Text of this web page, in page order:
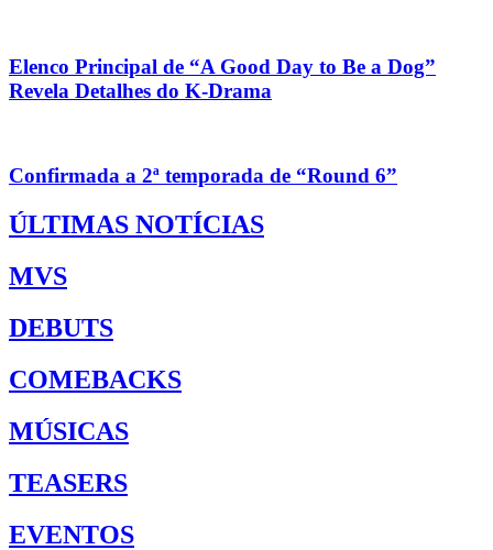
Elenco Principal de “A Good Day to Be a Dog”
Revela Detalhes do K-Drama
Confirmada a 2ª temporada de “Round 6”
ÚLTIMAS NOTÍCIAS
MVS
DEBUTS
COMEBACKS
MÚSICAS
TEASERS
EVENTOS